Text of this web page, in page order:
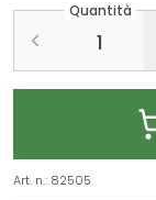
Quantità
Art. n.: 82505